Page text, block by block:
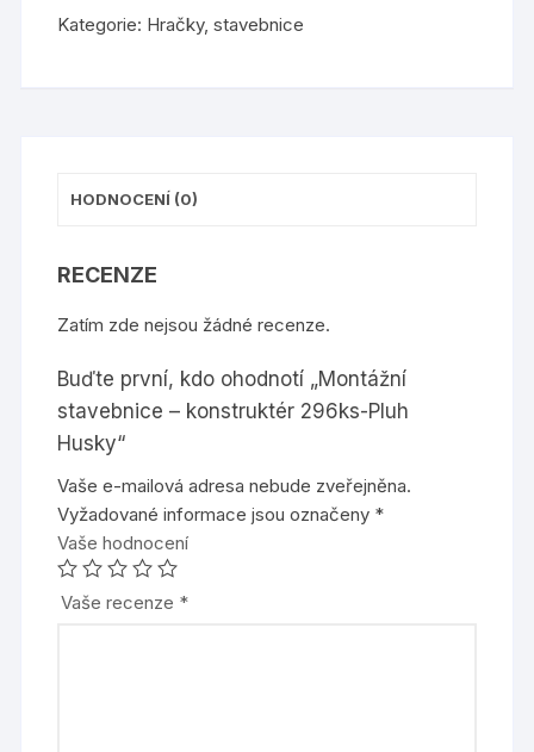
Kategorie: Hračky,stavebnice
HODNOCENÍ (0)
RECENZE
Zatím zde nejsou žádné recenze.
Buďte první, kdo ohodnotí „Montážní
stavebnice – konstruktér 296ks-Pluh
Husky“
Vaše e-mailová adresa nebude zveřejněna.
Vyžadované informace jsou označeny *
Vaše hodnocení
Vaše recenze *